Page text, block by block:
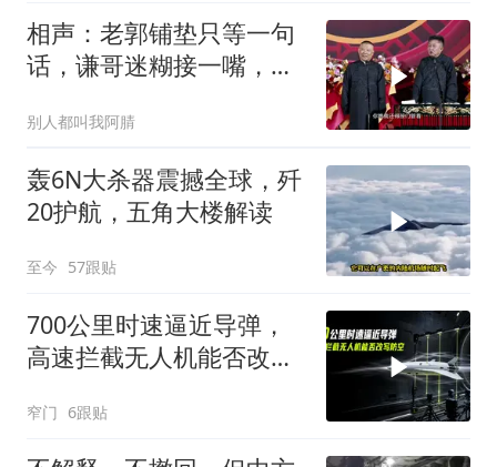
相声：老郭铺垫只等一句
话，谦哥迷糊接一嘴，包
别人都叫我阿腈
轰6N大杀器震撼全球，歼
20护航，五角大楼解读
至今 57跟贴
700公里时速逼近导弹，
高速拦截无人机能否改写
窄门 6跟贴